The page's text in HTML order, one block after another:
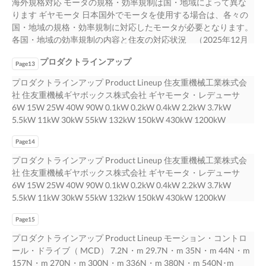
キを直結しま サイクロ減速機が車輪の中に組み込まれた、コン
パクトで バイエル無段変速機とサイクロ減速機を組合わせ、そ
れ 高効率のヘッドコンウォーム減 した。小型で軽量です。 高強
度の走行駆動装置です。ブレーキ付や低バックラッ ぞれの特色
を兼ね備えた可変減速機です。低速での無段 速機にサイクロ減
速機を直結し （ カタログNo.C2010） シ仕様など、お客様の用
途に広く対応できます。 変速運転に最適です。 ました。非常に
静粛で円滑な運 （ カタログ No. B2001） 転が可能です。 モータ
容量：0.2～75kW 変 速 比：1：4、1：10 モータ容量：0.2～
3.7kW トルク特性：定トルクと定出力の モータ容量：0.2～
タ容量：0.4～30kW 減 速 比：6～87 ホイール径：160～
330mm 定出力特性 減 速 比：176～5220 A6
7.5kW モータ容量：0.1～132kW 減 速 比：11～165 モータ容
量：2.2～11kW モ ー タ 容 量：0.4～3.7kW 減 速 比：6～119
ド ラ ム 径：260～520mm 減 速 比：87 設定トルク範囲：
19600～245000N・m ●サイクロパック® ●サイクロホイール® ●
バイエル・ サイクロ®可変減速機 ●サイクロ®減速機付 ヘッドコ
ン®ウォーム減速機 サイクロ減速機に乾式単板クラッチ/ブレー
キを直結しま サイクロ減速機が車輪の中に組み込まれた、コン
パクトで バイエル無段変速機とサイクロ減速機を組合わせ、そ
れ 高効率のヘッドコンウォーム減 した。小型で軽量です。 高強
度の走行駆動装置です。ブレーキ付や低バックラッ ぞれの特色
速機を直結し （ カタログNo.C2010） シ仕様など、お客様の用
途に広く対応できます。 変速運転に最適です。 ました。非常に
静粛で円滑な運 （ カタログ No. B2001） 転が可能です。 モータ
容量：0.2～75kW 変 速 比：1：4、1：10 モータ容量：0.2～
3.7kW トルク特性：定トルクと定出力の モータ容量：0.2～
タ容量：0.4～30kW 減 速 比：6～87 ホイール径：160～
330mm 定出力特性 減 速 比：176～5220 A7
効率モータよりも回転速度が速くなります。 耐圧防爆形6P 6P
運転速度を上げられない用途の場合、モータ回転数の増加に伴う
減速比の再検討が必要となります。 ●回転速度が速くなることに
は、モータ出力も増加します。 海外仕様 4P 負荷条件によって
プレミアム効率三相モータ 日本向け 標準 4P 4P ●銅損低減のため
モータの巻線抵抗を低くしており、 効率クラスIE3（ トップラン
ナートモッープタ対ラ応ン）ナ6Pーモータ対応 6P 始動電流・
始動トルク・停動トルク（最大トルク）が標準効率モータに対し
て増加します。 プレミ各ア国ム・効地率域三向相けモータ ●ブレ
ーカなどの周辺機器の変更が必要になる場合があります。 効率
ク効ラ率スクラIEス3IE3 安全増防爆4形P 4P インバータ用AFモ
ータ ■始動・停止頻度と減速機の負荷係数 標準 海外仕様 4P イン
バータ駆動（6～60Hz） 4P 標準効率モータ プレミアム効率モー
タ 定トルク運転可能 始動・停止頻度 ～3時間/日 ～10時間/日 ～
24時間/日 始動・停止頻度 ～3時間/日 ～10時間/日 ～24時間/日
他力通風形 標準 4P （回 / 時間） Ⅰ Ⅱ Ⅲ Ⅰ Ⅱ Ⅲ Ⅰ Ⅱ Ⅲ （回 /
時間） Ⅰ Ⅱ Ⅲ Ⅰ Ⅱ Ⅲ Ⅰ Ⅱ Ⅲ 10 以下 0.80 1.00 1.20 1.00 1.10
1.35 1.20 1.25 1.50 1 以下 0.80 1.00 1.20 1.00 1.10 1.35 1.20 1.25
1.50 インバータ駆動（6～60Hz） 6P ～200 以下 0.85 1.10 1.30
電流値：8.90A 定格電流値： 9.32A 三相モータ 始動電流値：
46.9A 始動電流値： 74.9A 電源電圧 200V 60Hz 始動トルク：
204% 始動トルク： 297% 標準 4P 停動トルク：229% 停動トル
ク： 402% 安全増防爆形 4P 6P プレミアム効率モータは 耐圧防
爆形 4P ●発生損失を抑えているため、従来の標準効率モータよ
りも回転速度が速くなります。 6P 運転速度を上げられない用
途の場合、モータ回転数の増加に伴う減速比の再検討が必要とな
ります。 ●回転速度が速くなることによって、負荷トルクが標準
効率モータと同じまたは増加する場合は、モータ出力も増加しま
す。 負荷条件によっては、標準効率モータよりも消費電力が
●銅損低減のためモータの巻線抵抗を低くしており、 効率クラス
IE3（ トップランナーモータ対応）6P 始動電流・始動トルク・
停動トルク（最大トルク）が標準効率モータに対して増加しま
す。 各国・地域向け ●ブレーカなどの周辺機器の変更が必要にな
る場合があります。 効率クラスIE3 4P インバータ用AFモータ ■
60Hz） 4P 標準効率モータ プレミアム効率モータ 定トルク運転
停止頻度 ～3時間/日 ～10時間/日 ～24時間/日 他力通風形 （回 /
時間） Ⅰ Ⅱ Ⅲ Ⅰ Ⅱ Ⅲ Ⅰ Ⅱ Ⅲ （回 / 時間） Ⅰ Ⅱ Ⅲ Ⅰ Ⅱ Ⅲ Ⅰ
CNS 14400 NEMA MG1-12-12 CSA C390 ABNT NBR 17094-1
AS/NZS 1359.5: 2004 不明 IEC60034-30-1 (2014) NOM-016-
ENER-2016 TCVN7540-1: 2013 高効率 プレミアム スーパー 効率
プレミアム効率 プレミアム効率 プレミアム効率 高効率 プレミア
IE3 IE4 GB3級(IE3) IE3 IE3 IE3 IE3 IE3 IE2相当 IE3 IE3 IE3 IE1 効率
クラス 2023年7月1日 2021年6月1日 2018年10月1日 (改正) 2016
年7月1日 2016年6月1日 2017年6月28日 2019年8月30日 オース
トラリア 2006年4月1日 2019年1月1日 2017年1月14日 2015年1
月1日 規制開始 (改正) （改正） (改正) (改正) (改正) ニュージーラ
ンド 2011年6月16日 (改正) 2018年10月1日 (改正) (改正) 規制開始
容量範囲 0.12～1000kW 0.12～375kW 0.75～375kW 0.75～
200kW 1～500HP 1～500HP 0.12～370kW 0.73～185kW 0.75～
375kW 0.75～375kW 1～500HP 0.75～150kW 容量範囲 極数(P)
2、4、6、8 2、4、6、8 2、4、6、8 2、4、6 2、4、6、8 2、4、
6、8 2、4、6、8 2、4、6、8 2、4、6 2、4、6 2、4、6 2、4、6
極数(P) 電源電圧 50V超～1000V 1000V以下 600V以下 600V以下
600V以下 600V以下 600V以下 1100V以下 1000V以下 1000V以
下 600V以下 1000V以下 電源電圧 周波数 50Hz、60Hz、50/60Hz
50Hz 60Hz 60Hz、50/60Hz 60Hz 50Hz、60Hz、50/60Hz 60Hz
ります ギヤモータ 日本国外でモータを使用する場合は、各々の
国・地域の規格・効率規制に対応したモータが必要となります。
各国・地域の効率規制の内容と住友の対応状況 （2025年12月
ア 国・地域 ブラジル ニュージーランド (EAEU) シンガポール メ
キシコ ベトナム 国・地域 英国 注)2 欧州 EN GB KS CNS EISA、
NEMA EEAct、CSA NBR AS/NZS TR CU IEC NOM TCVN 英国 BS
規格 規格 欧州 EN 60034-30-1: 2014 英国 BS EN 60034-30-1:
2014 GB18613: 2020 KS IEC60034-2-1 CNS 14400 NEMA MG1-
IEC60034-30-1 (2014) NOM-016-ENER-2016 TCVN7540-1:
ム効率 プレミアム効率 プレミアム効率 プレミアム効率 プレミア
ム効率 プレミアム効率 高効率 プレミアム効率 プレミアム効率 プ
レミアム効率 標準効率 効率クラス IE2 IE3 IE4 GB3級(IE3) IE3 IE3
IE3 IE3 IE3 IE2相当 IE3 IE3 IE3 IE1 効率クラス 2023年7月1日
2021年6月1日 2018年10月1日 (改正) 2016年7月1日 2016年6月1
日 2017年6月28日 2019年8月30日 オーストラリア 2006年4月1
日 2019年1月1日 2017年1月14日 2015年1月1日 規制開始 (改正)
（改正） (改正) (改正) (改正) ニュージーランド 2011年6月16日
(改正) 2018年10月1日 (改正) (改正) 規制開始 容量範囲 0.12～
Page13 プロダクトラインアップ
プロダクトラインアップ Product Lineup 住友重機械工業株式会
社 住友重機械ギヤボックス株式会社 ギヤモータ・レデューサ
6W 15W 25W 40W 90W 0.1kW 0.2kW 0.4kW 2.2kW 3.7kW
5.5kW 11kW 30kW 55kW 132kW 150kW 430kW 1200kW
機構を 採用した小型ギヤモータです。 ●サイクロ®減速機 ●コン
パワー®遊星歯車減速機 同心軸でかつ業界最小のフランジ 寸法
を実現しており、また取付方向 80年以上の生産実績を誇る、 高
トルクながら径方向にコンパクト。 機械式変速機 の制限が無い
ため、用途に合わせた 減速機の代名詞。 独創のアイデアとメカ
縮されました。 ● モータ容量：40W～3.7kW モータ容量：0.1kW
～132kW ●バイエル®無段変速機 ●バイエル・サイクロ®可変
減速機 ● 定格トルク：0.46～736kN･m 同 心 定格トルク 軸 kW
KN･m 大容量・長寿命で kW 132 736 50年以上の伝統と 3.7 55
Page14
プロダクトラインアップ Product Lineup 住友重機械工業株式会
社 住友重機械ギヤボックス株式会社 ギヤモータ・レデューサ
6W 15W 25W 40W 90W 0.1kW 0.2kW 0.4kW 2.2kW 3.7kW
5.5kW 11kW 30kW 55kW 132kW 150kW 430kW 1200kW
機構を 採用した小型ギヤモータです。 ●サイクロ®減速機 ●コン
パワー®遊星歯車減速機 同心軸でかつ業界最小のフランジ 寸法
を実現しており、また取付方向 80年以上の生産実績を誇る、 高
トルクながら径方向にコンパクト。 機械式変速機 の制限が無い
Page15
プロダクトラインアップ Product Lineup モーション・コントロ
ール・ドライブ（ MCD） 7.2N・m 29.7N・m 35N・m 44N・m
157N・m 270N・m 300N・m 336N・m 380N・m 540N･m